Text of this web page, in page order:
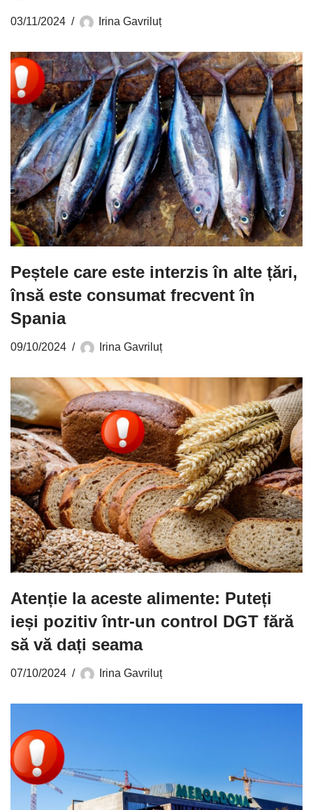
03/11/2024 Irina Gavriluț
Peștele care este interzis în alte țări,
însă este consumat frecvent în
Spania
09/10/2024 Irina Gavriluț
Atenție la aceste alimente: Puteți
ieși pozitiv într-un control DGT fără
să vă dați seama
07/10/2024 Irina Gavriluț